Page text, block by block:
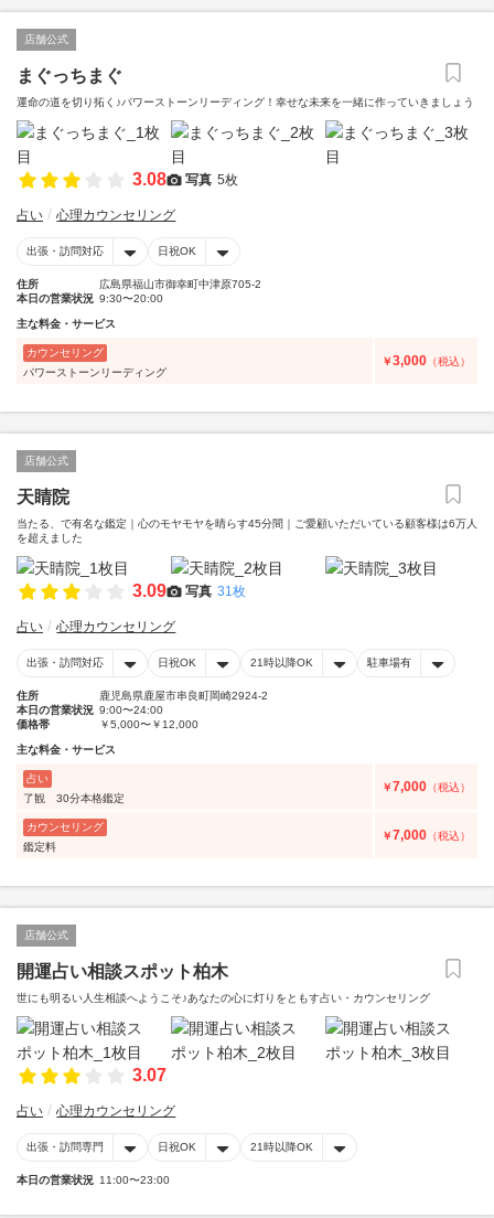
店舗公式
まぐっちまぐ
運命の道を切り拓く♪パワーストーンリーディング！幸せな未来を一緒に作っていきましょう
3.08 写真 5枚
占い 心理カウンセリング
出張・訪問対応 日祝OK
住所
広島県福山市御幸町中津原705-2
本日の営業状況 9:30〜20:00
主な料金・サービス
カウンセリング
パワーストーンリーディング
￥3,000 （税込）
店舗公式
天睛院
当たる、で有名な鑑定｜心のモヤモヤを晴らす45分間｜ご愛顧いただいている顧客様は6万人
を超えました
3.09 写真 31枚
占い 心理カウンセリング
出張・訪問対応 日祝OK 21時以降OK 駐車場有
住所
鹿児島県鹿屋市串良町岡崎2924-2
本日の営業状況 9:00〜24:00
価格帯
￥5,000〜￥12,000
主な料金・サービス
占い
了観 30分本格鑑定
￥7,000 （税込）
カウンセリング
鑑定料
￥7,000 （税込）
店舗公式
開運占い相談スポット柏木
世にも明るい人生相談へようこそ♪あなたの心に灯りをともす占い・カウンセリング
3.07
占い 心理カウンセリング
出張・訪問専門 日祝OK 21時以降OK
本日の営業状況 11:00〜23:00